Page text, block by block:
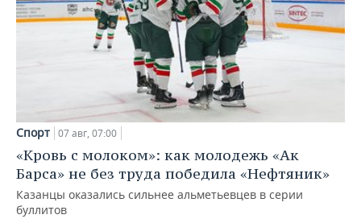
Спорт 07 авг, 07:00
«Кровь с молоком»: как молодежь «Ак
Барса» не без труда победила «Нефтяник»
Казанцы оказались сильнее альметьевцев в серии
буллитов